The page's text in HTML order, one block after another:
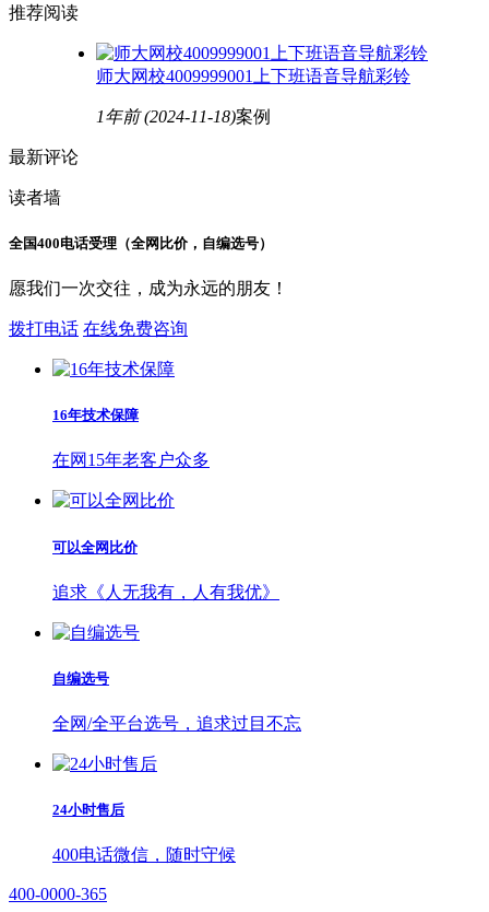
推荐阅读
师大网校4009999001上下班语音导航彩铃
1年前(2024-11-18)案例
最新评论
读者墙
全国400电话受理（全网比价，自编选号）
愿我们一次交往，成为永远的朋友！
拨打电话 在线免费咨询
16年技术保障
在网15年老客户众多
可以全网比价
追求《人无我有，人有我优》
自编选号
全网/全平台选号，追求过目不忘
24小时售后
400电话微信，随时守候
400-0000-365